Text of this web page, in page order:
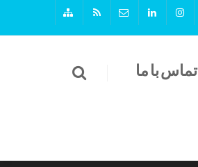
تماس با ما